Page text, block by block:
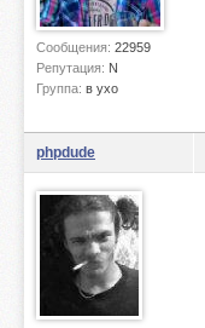
Сообщения: 22959
Репутация: N
Группа: в ухо
phpdude